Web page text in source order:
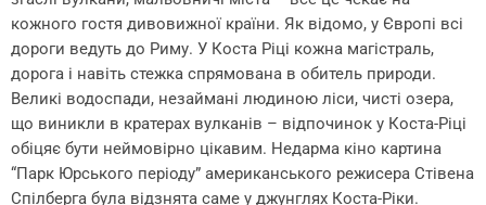
кожного гостя дивовижної країни. Як відомо, у Європі всі
дороги ведуть до Риму. У Коста Ріці кожна магістраль,
дорога і навіть стежка спрямована в обитель природи.
Великі водоспади, незаймані людиною ліси, чисті озера,
що виникли в кратерах вулканів – відпочинок у Коста-Ріці
обіцяє бути неймовірно цікавим. Недарма кіно картина
“Парк Юрського періоду” американського режисера Стівена
Спілберга була відзнята саме у джунглях Коста-Ріки.